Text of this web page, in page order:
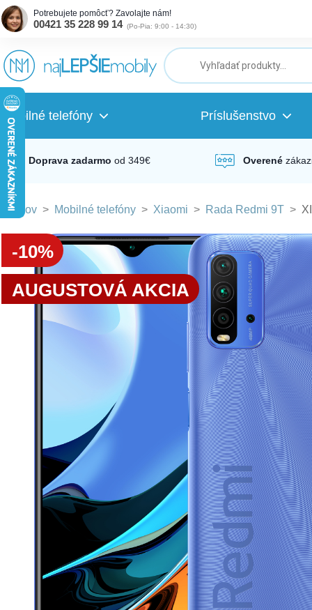
Potrebujete pomôcť? Zavolajte nám!
00421 35 228 99 14 (Po-Pia: 9:00 - 14:30)
Mobilné telefóny Príslušenstvo
Doprava zadarmo od 349€ Overené
Domov > Mobilné telefóny > Xiaomi > Rada Redmi 9T >
-10%
AUGUSTOVÁ AKCIA